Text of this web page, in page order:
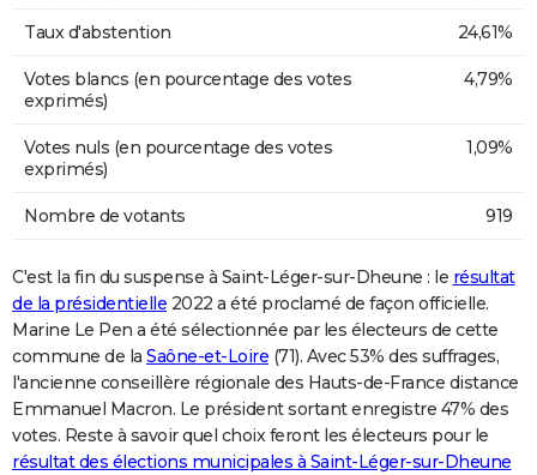
Taux d'abstention 24,61%
Votes blancs (en pourcentage des votes
exprimés)
4,79%
Votes nuls (en pourcentage des votes
exprimés)
1,09%
Nombre de votants 919
C'est la fin du suspense à Saint-Léger-sur-Dheune : le résultat
de la présidentielle 2022 a été proclamé de façon officielle.
Marine Le Pen a été sélectionnée par les électeurs de cette
commune de la Saône-et-Loire (71). Avec 53% des suffrages,
l'ancienne conseillère régionale des Hauts-de-France distance
Emmanuel Macron. Le président sortant enregistre 47% des
votes. Reste à savoir quel choix feront les électeurs pour le
résultat des élections municipales à Saint-Léger-sur-Dheune